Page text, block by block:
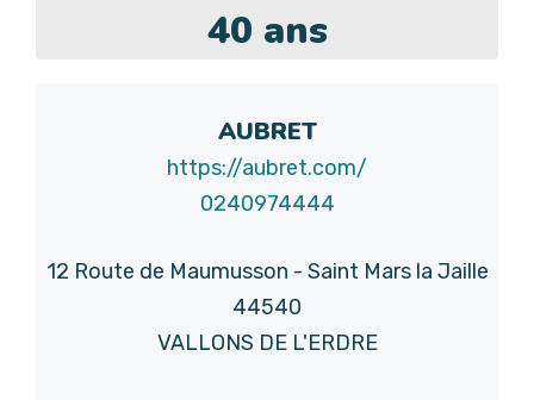
40 ans
AUBRET
https://aubret.com/
0240974444
12 Route de Maumusson - Saint Mars la Jaille
44540
VALLONS DE L'ERDRE